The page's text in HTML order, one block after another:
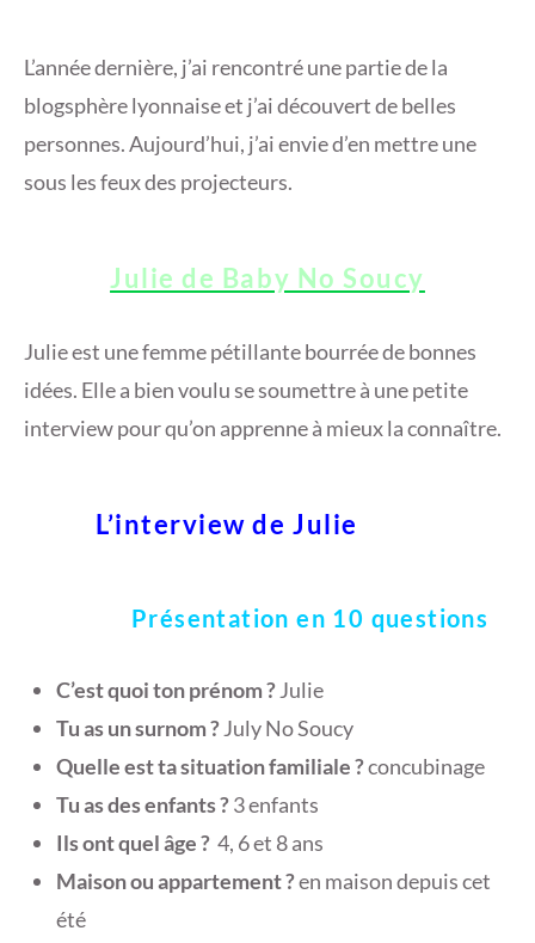
D
E
M
1
8
L’année dernière, j’ai rencontré une partie de la
blogsphère lyonnaise et j’ai découvert de belles
personnes. Aujourd’hui, j’ai envie d’en mettre une
sous les feux des projecteurs.
Julie de Baby No Soucy
Julie est une femme pétillante bourrée de bonnes
idées. Elle a bien voulu se soumettre à une petite
interview pour qu’on apprenne à mieux la connaître.
L’interview de Julie
Présentation en 10 questions
C’est quoi ton prénom ?Julie
Tu as un surnom ?July No Soucy
Quelle est ta situation familiale ?concubinage
Tu as des enfants ?3 enfants
Ils ont quel âge ? 4, 6 et 8 ans
Maison ou appartement ?en maison depuis cet
été